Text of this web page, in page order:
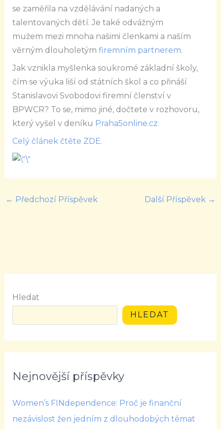
se zaměřila na vzdělávání nadaných a
talentovaných dětí. Je také odvážným
mužem mezi mnoha našimi členkami a naším
věrným dlouholetým firemním partnerem.
Jak vznikla myšlenka soukromé základní školy,
čím se výuka liší od státních škol a co přináší
Stanislavovi Svobodovi firemní členství v
BPWCR? To se, mimo jiné, dočtete v rozhovoru,
který vyšel v deníku Praha5online.cz
Celý článek čtěte ZDE.
← Předchozí Příspěvek Další Příspěvek →
Hledat
HLEDAT
Nejnovější příspěvky
Women’s FINdependence: Proč je finanční
nezávislost žen jedním z dlouhodobých témat